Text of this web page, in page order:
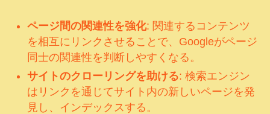
ページ間の関連性を強化: 関連するコンテンツ
を相互にリンクさせることで、Googleがページ
同士の関連性を判断しやすくなる。
サイトのクローリングを助ける: 検索エンジン
はリンクを通じてサイト内の新しいページを発
見し、インデックスする。